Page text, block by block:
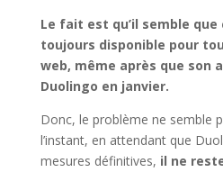
Le fait est qu’il semble
toujours disponible pour
web, même après que son
Duolingo en janvier.
Donc, le problème ne semble
l’instant, en attendant que
mesures définitives, il ne